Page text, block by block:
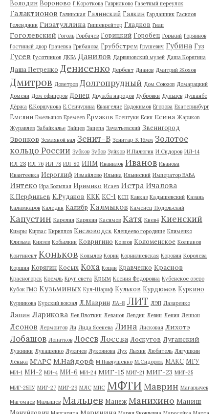
Володин Вороново Г.Короткова Гаврилково Газетный переулок
Галактионов Галинская Галинский Галкин Гардашник Гасилов
Геленджик Гизатуллина Гиппенрейтер Гладков Гнап
Гоголевский Гоголь Горбачев Горицкий Горобец Горький Горяинов
Гостиный двор Грачевка Грибанова Груббстрем Грушевич Губина Гуз
Гусев Гусятников ДКБА Данилов Дарвиновский музей Даша Корягина
Даша Петренко Денисенко Дербент Дианов Дмитрий Жохов
Дмитров Доветров Долгопрудный Дом Союзов Домарацкий
Домени Дом офицеров Донец Дружба народов Дубровки Дульцев Душанбе
Дёржа Е.Коршунова Е.Сенчурина Евангелие Евдокимов Егорова Екатеринбург
Емелин Емельянов Еремеев Ермаков Есентуки Есин Есина Жариков
Журавлев Забайкалье Зайцев Зацепа Зачатьевский Звенигород
Звонков Земляной вал Зенит-В Зенитар-К 16мм Золотое
кольцо России Зубков Зубов Зуйков И.Пилюгин И.Сидоров ИЛ-14
ИЛ-28 ИЛ-76 ИЛ-78 ИЛ-80 ИПМ Иванилов Иванов Иванова
Ивантеевка Иероглиф Измайлово Ильина Ильинский Император ВАВА
Интеко Ира Большая Иримико Исаев Истра Ичалова
К.Перфильев К.Рудаков ККК КС-1 КСП Кавказ Кадышевский Казань
Каламкаров Каледин Калибр Калмыков Каменец-Подольский
Капустин Карелия Карякин Касимов Катя Киев4 Киенский
Кимры Кирвас Кириллов Кисловодск Клещеево городище Клименко
Клязьма Князев Кобылкин Ковригино Козлов Коломенское Колпаков
Континент Коньков Копылов Корин Корнилиевская Коровин Королева
Коршия Корягин Косых Коха Коцан Кравченко Краснов
Красногорск Кремль Круг света Крым Ксения Федоровна Кубенское озеро
Кубок ГМО Кузьминых Кул-Шариф Кульков Курдюмов Куркино
Курникова Курский вокзал Л.Маврин ЛА-8 ЛИТ ЛЭП Лазаренко
Лапин Ларикова Лев Плоткин Леванов Левдин Левин Ленин Леннон
Леонов Лермонтов Ли Лида Ясенева Лина Лисковая Лихотэ
Лобашов Лопатков Лосев Лосева Лоскутов Луганский
Лужники Лукашенко Лукичев Лукоянова Лух Лыхин Любитель Лягушкин
Лёнька М'АРС М.Найдорф М.Павлушенко М.Сидорюк МАКС МГУ
МИ-1 МИ-2 МИ-4 МИ-6 МИ-24 МИГ-15 МИГ-21 МИГ-23 МИГ-25
МИГ-25ПУ МИГ-27 МИГ-29 МЛС МПС МФТИ Маврин Магарычев
Магомаев Малышев Мальцев Манеж Манихино Маниш